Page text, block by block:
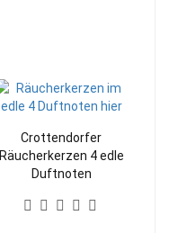
Crottendorfer
Räucherkerzen 4 edle
Duftnoten